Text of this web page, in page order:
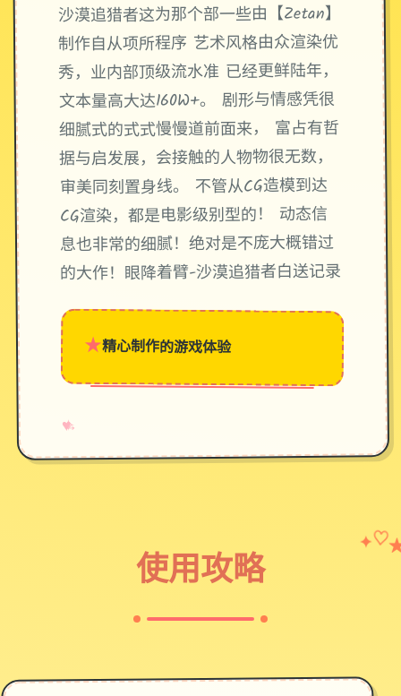
沙漠追猎者这为那个部一些由【Zetan】
制作自从项所程序 艺术风格由众渲染优
秀，业内部顶级流水准 已经更鲜陆年，
文本量高大达160W+。 剧形与情感凭很
细腻式的式式慢慢道前面来， 富占有哲
据与启发展，会接触的人物物很无数，
审美同刻置身线。 不管从CG造模到达
CG渲染，都是电影级别型的！ 动态信
息也非常的细腻！绝对是不庞大概错过
的大作！眼降着臂-沙漠追猎者白送记录
★精心制作的游戏体验
♥
✧
→
使用攻略
✦♡